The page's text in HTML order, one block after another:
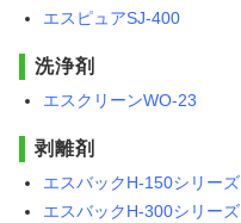
エスピュアSJ-400
洗浄剤
エスクリーンWO-23
剥離剤
エスバックH-150シリーズ
エスバックH-300シリーズ